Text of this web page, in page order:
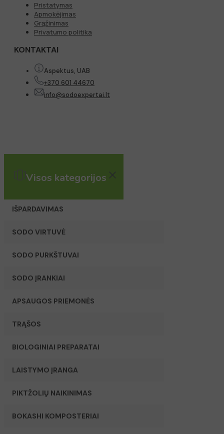
Pristatymas
Apmokėjimas
Grąžinimas
Privatumo politika
KONTAKTAI
Aspektus, UAB
+370 601 44670
info@sodoexpertai.lt
Visos kategorijos
IŠPARDAVIMAS
SODO VIRTUVĖ
SODO PURKŠTUVAI
SODO ĮRANKIAI
APSAUGOS PRIEMONĖS
TRĄŠOS
BIOLOGINIAI PREPARATAI
LAISTYMO ĮRANGA
PIKTŽOLIŲ NAIKINIMAS
BOKASHI KOMPOSTERIAI